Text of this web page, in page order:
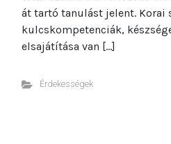
át tartó tanulást jelent. Korai
kulcskompetenciák,
elsajátítása van […]
Érdekességek